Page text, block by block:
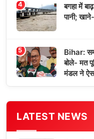
4
बगहा में
पानी;
5
Bihar:
बोले- मत
मंडल ने
LATEST NEWS